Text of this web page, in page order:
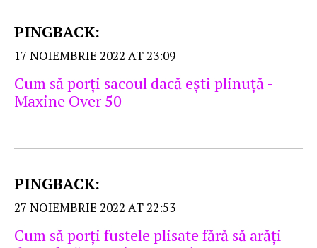
PINGBACK:
17 NOIEMBRIE 2022 AT 23:09
Cum să porţi sacoul dacă eşti plinuţă -
Maxine Over 50
PINGBACK:
27 NOIEMBRIE 2022 AT 22:53
Cum să porţi fustele plisate fără să arăţi